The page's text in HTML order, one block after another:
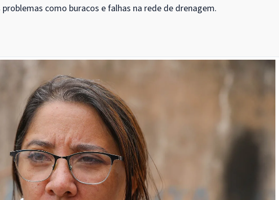
como buracos e falhas na rede de drenagem.